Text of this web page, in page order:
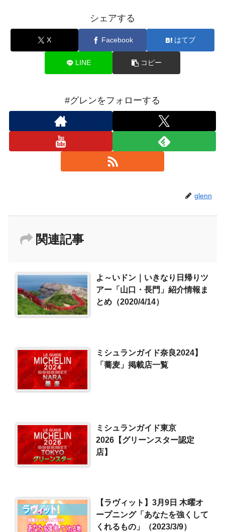
シェアする
X Facebook はてブ
LINE コピー
#グレンをフォローする
glenn
関連記事
よ～いドン｜いきなり日帰りツ
アー「山口・長門」紹介情報ま
とめ（2020/4/14）
ミシュランガイド奈良2024】
「蕎麦」掲載店一覧
ミシュランガイド東京
2026【グリーンスター認定
店】
【ラヴィット】3月9日 木曜オ
ープニング「あなたを強くして
くれるもの」（2023/3/9）